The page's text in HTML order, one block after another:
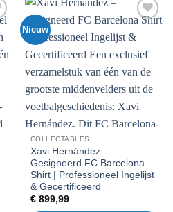
Nieuw
aan
COLLECTABLES
Xavi Hernández –
Gesigneerd FC Barcelona
Shirt | Professioneel Ingelijst
& Gecertificeerd
€899,99